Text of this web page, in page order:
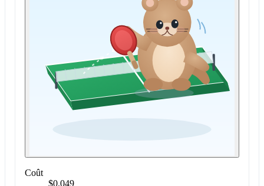
Coût
$0.049